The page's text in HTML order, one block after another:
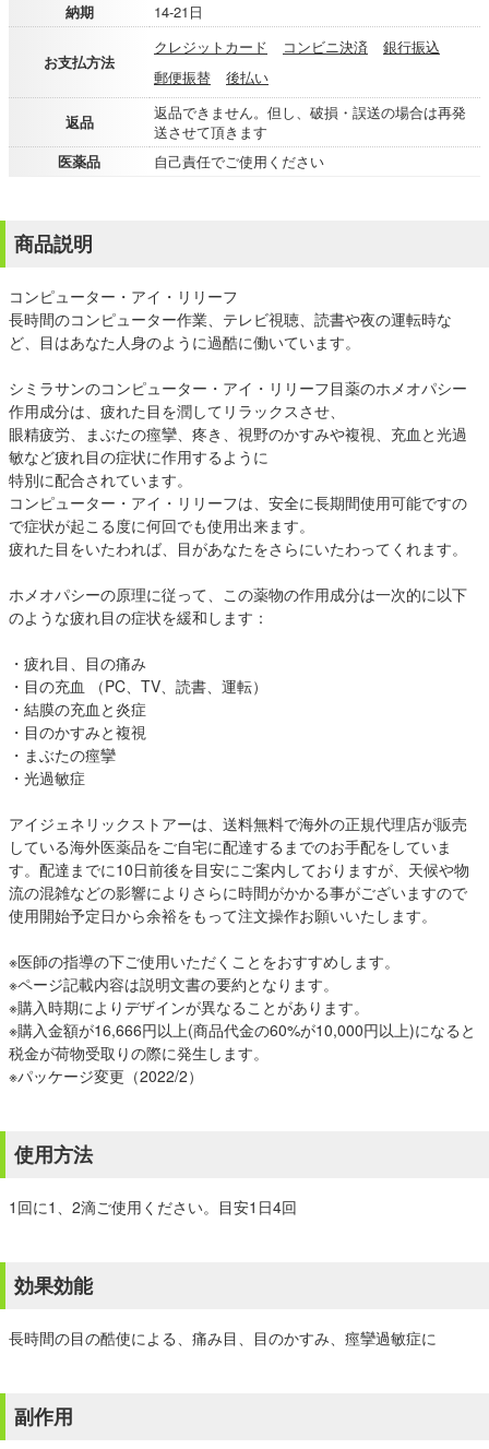
納期
14-21日
お支払方法
クレジットカード コンビニ決済
銀行振込
郵便振替
後払い
返品
返品できません。但し、破損・誤送の場合は再発
送させて頂きます
医薬品
自己責任でご使用ください
商品説明
コンピューター・アイ・リリーフ
長時間のコンピューター作業、テレビ視聴、読書や夜の運転時な
ど、目はあなた人身のように過酷に働いています。
シミラサンのコンピューター・アイ・リリーフ目薬のホメオパシー
作用成分は、疲れた目を潤してリラックスさせ、
眼精疲労、まぶたの痙攣、疼き、視野のかすみや複視、充血と光過
敏など疲れ目の症状に作用するように
特別に配合されています。
コンピューター・アイ・リリーフは、安全に長期間使用可能ですの
で症状が起こる度に何回でも使用出来ます。
疲れた目をいたわれば、目があなたをさらにいたわってくれます。
ホメオパシーの原理に従って、この薬物の作用成分は一次的に以下
のような疲れ目の症状を緩和します：
・疲れ目、目の痛み
・目の充血 （PC、TV、読書、運転）
・結膜の充血と炎症
・目のかすみと複視
・まぶたの痙攣
・光過敏症
アイジェネリックストアーは、送料無料で海外の正規代理店が販売
している海外医薬品をご自宅に配達するまでのお手配をしていま
す。配達までに10日前後を目安にご案内しておりますが、天候や物
流の混雑などの影響によりさらに時間がかかる事がございますので
使用開始予定日から余裕をもって注文操作お願いいたします。
※医師の指導の下ご使用いただくことをおすすめします。
※ページ記載内容は説明文書の要約となります。
※購入時期によりデザインが異なることがあります。
※購入金額が16,666円以上(商品代金の60%が10,000円以上)になると
税金が荷物受取りの際に発生します。
※パッケージ変更（2022/2）
使用方法
1回に1、2滴ご使用ください。目安1日4回
効果効能
長時間の目の酷使による、痛み目、目のかすみ、痙攣過敏症に
副作用